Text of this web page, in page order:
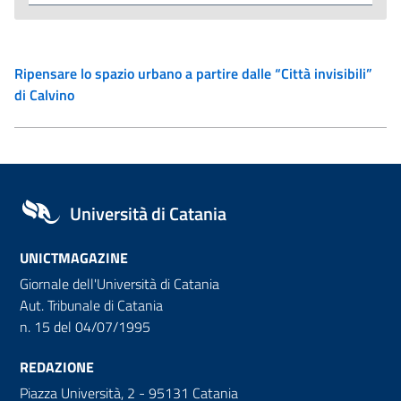
Ripensare lo spazio urbano a partire dalle “Città invisibili”
di Calvino
Università di Catania
UNICTMAGAZINE
Giornale dell'Università di Catania
Aut. Tribunale di Catania
n. 15 del 04/07/1995
REDAZIONE
Piazza Università, 2 - 95131 Catania